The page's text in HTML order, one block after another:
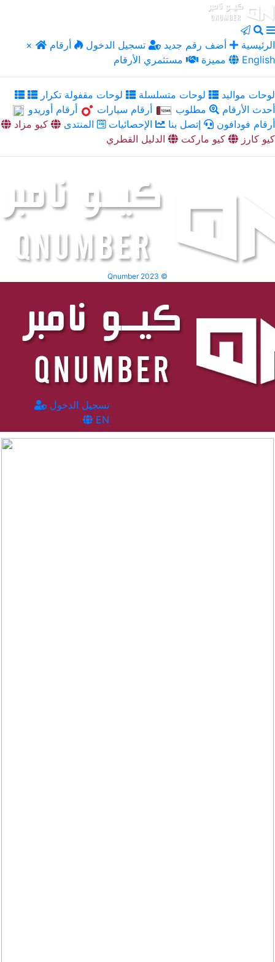
× الرئيسية أضف رقم جديد تسجيل الدخول
أرقام
مميزة
مستثمري الأرقام English
لوحات مواليد لوحات متسلسلة
لوحات مقفولة تكرار
أحدث الأرقام
مطلوب أرقام سيارات
أرقام أوريدو
أرقام فودافون
إتصل بنا الإحصائيات المنتدى
كيو مزاد
كيو كارز
كيو ماركت الدليل القطري
Qnumber 2023 ©
تسجيل الدخول
EN